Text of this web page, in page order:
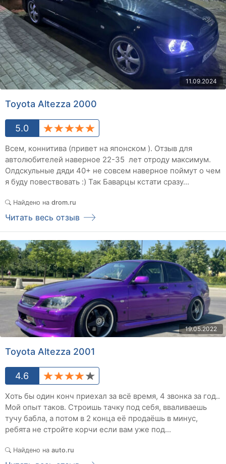
11.09.2024
Toyota Altezza 2000
5.0
Всем, коннитива (привет на японском ). Отзыв для
автолюбителей наверное 22-35 лет отроду максимум.
Олдскульные дяди 40+ не совсем наверное поймут о чем
я буду повествовать :) Так Баварцы кстати сразу...
Найдено на drom.ru
Читать весь отзыв
19.05.2022
Toyota Altezza 2001
4.6
Хоть бы один конч приехал за всё время, 4 звонка за год..
Мой опыт таков. Строишь тачку под себя, вваливаешь
тучу бабла, а потом в 2 конца её продаёшь в минус,
ребята не стройте корчи если вам уже под...
Найдено на auto.ru